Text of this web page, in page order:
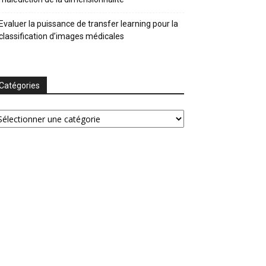
la puissance de transfer learning pour la
d’images médicales